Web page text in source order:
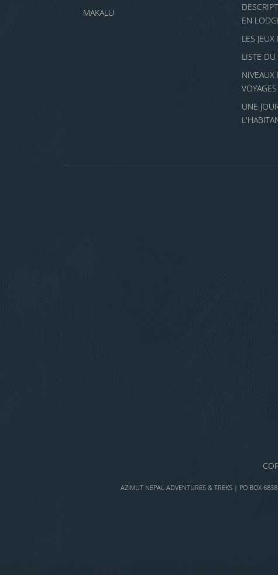
MAKALU
EN
LES
LISTE DU
NIVEAUX
VOYAGES
UNE
AZIMUT NEPAL ADVENTURES & TREKS | PO BOX